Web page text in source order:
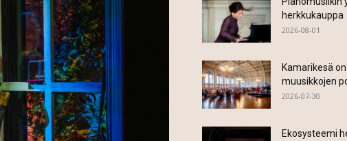
herkkukauppa
2026-08-01
Kamarikesä
muusikkojen
2026-07-30
Ekosysteemi